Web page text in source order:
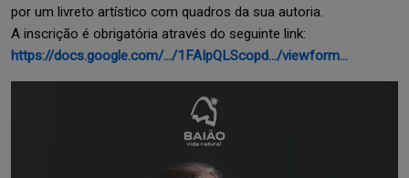
por um livreto artístico com quadros da sua autoria.
A inscrição é obrigatória através do seguinte link:
https://docs.google.com/.../1FAIpQLScopd.../viewform...